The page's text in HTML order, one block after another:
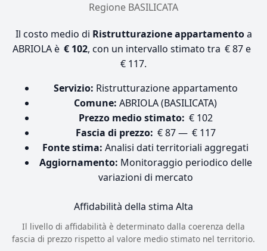
Regione BASILICATA
Il costo medio di Ristrutturazione appartamentoa
ABRIOLA è € 102, con un intervallo stimato tra € 87 e
€ 117.
Servizio: Ristrutturazione appartamento
Comune: ABRIOLA (BASILICATA)
Prezzo medio stimato: € 102
Fascia di prezzo: € 87 — € 117
Fonte stima: Analisi dati territoriali aggregati
Aggiornamento: Monitoraggio periodico delle
variazioni di mercato
Affidabilità della stima Alta
Il livello di affidabilità è determinato dalla coerenza della
fascia di prezzo rispetto al valore medio stimato nel territorio.